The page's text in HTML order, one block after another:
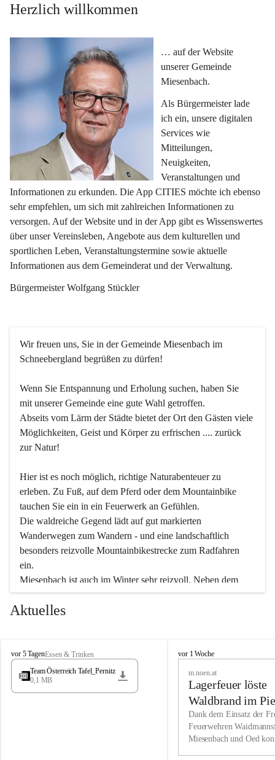
Herzlich willkommen
… auf der Website
unserer Gemeinde
Miesenbach.
Als Bürgermeister lade
ich ein, unsere digitalen
Services wie
Mitteilungen,
Neuigkeiten,
Veranstaltungen und
Informationen zu erkunden. Die App CITIES möchte ich ebenso
sehr empfehlen, um sich mit zahlreichen Informationen zu
versorgen. Auf der Website und in der App gibt es Wissenswertes
über unser Vereinsleben, Angebote aus dem kulturellen und
sportlichen Leben, Veranstaltungstermine sowie aktuelle
Informationen aus dem Gemeinderat und der Verwaltung.
Bürgermeister Wolfgang Stückler
Wir freuen uns, Sie in der Gemeinde Miesenbach im
Schneebergland begrüßen zu dürfen!
Wenn Sie Entspannung und Erholung suchen, haben Sie
mit unserer Gemeinde eine gute Wahl getroffen.
Abseits vom Lärm der Städte bietet der Ort den Gästen viele
Möglichkeiten, Geist und Körper zu erfrischen .... zurück
zur Natur!
Hier ist es noch möglich, richtige Naturabenteuer zu
erleben. Zu Fuß, auf dem Pferd oder dem Mountainbike
tauchen Sie ein in ein Feuerwerk an Gefühlen.
Die waldreiche Gegend lädt auf gut markierten
Wanderwegen zum Wandern - und eine landschaftlich
besonders reizvolle Mountainbikestrecke zum Radfahren
ein.
Miesenbach ist auch im Winter sehr reizvoll. Neben dem
Eisstockschießen gibt es auf dem nahe gelegenen Unterberg
wunderschöne Naturschneepisten, die zum Schifahren oder
vielfältige Angebot unserer Kulturvereine.
Überzeugen Sie sich selbst, dass Sie in Miesenbach sowie
in den Beherbergungsbetrieben, Gaststätten und urigen
Wir kennen Miesenbach als lebens- und liebenswerten Ort.
Tradition und Innovation werden ebenso groß geschrieben
Aktuelles
M
i
s
vor 5 TagenEssen & Trinken
Team Österreich Tafel_Pernitz
0,1 MB
M
h
vor 1 Woche
m.noen.at
Lagerfeuer löste
Waldbrand im
aus
Dank dem Einsatz der
Feuerwehren
Miesenbach und Oed